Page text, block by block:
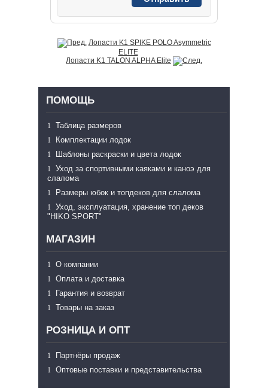
Лопасти K1 SPIKE POLO Asymmetric
ELITE
Лопасти K1 TALON ALPHA Elite
ПОМОЩЬ
Таблица размеров
Комплектации лодок
Шаблоны раскраски и цвета лодок
Уход за спортивными каяками и каноэ для
слалома
Размеры юбок и топдеков для слалома
Уход, эксплуатация, хранение топ деков
"HIKO SPORT"
МАГАЗИН
О компании
Оплата и доставка
Гарантия и возврат
Товары на заказ
РОЗНИЦА И ОПТ
Партнёры продаж
Оптовые поставки и представительства